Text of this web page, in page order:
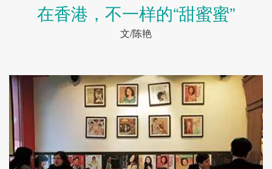
在香港，不一样的“甜蜜蜜”
文/陈艳